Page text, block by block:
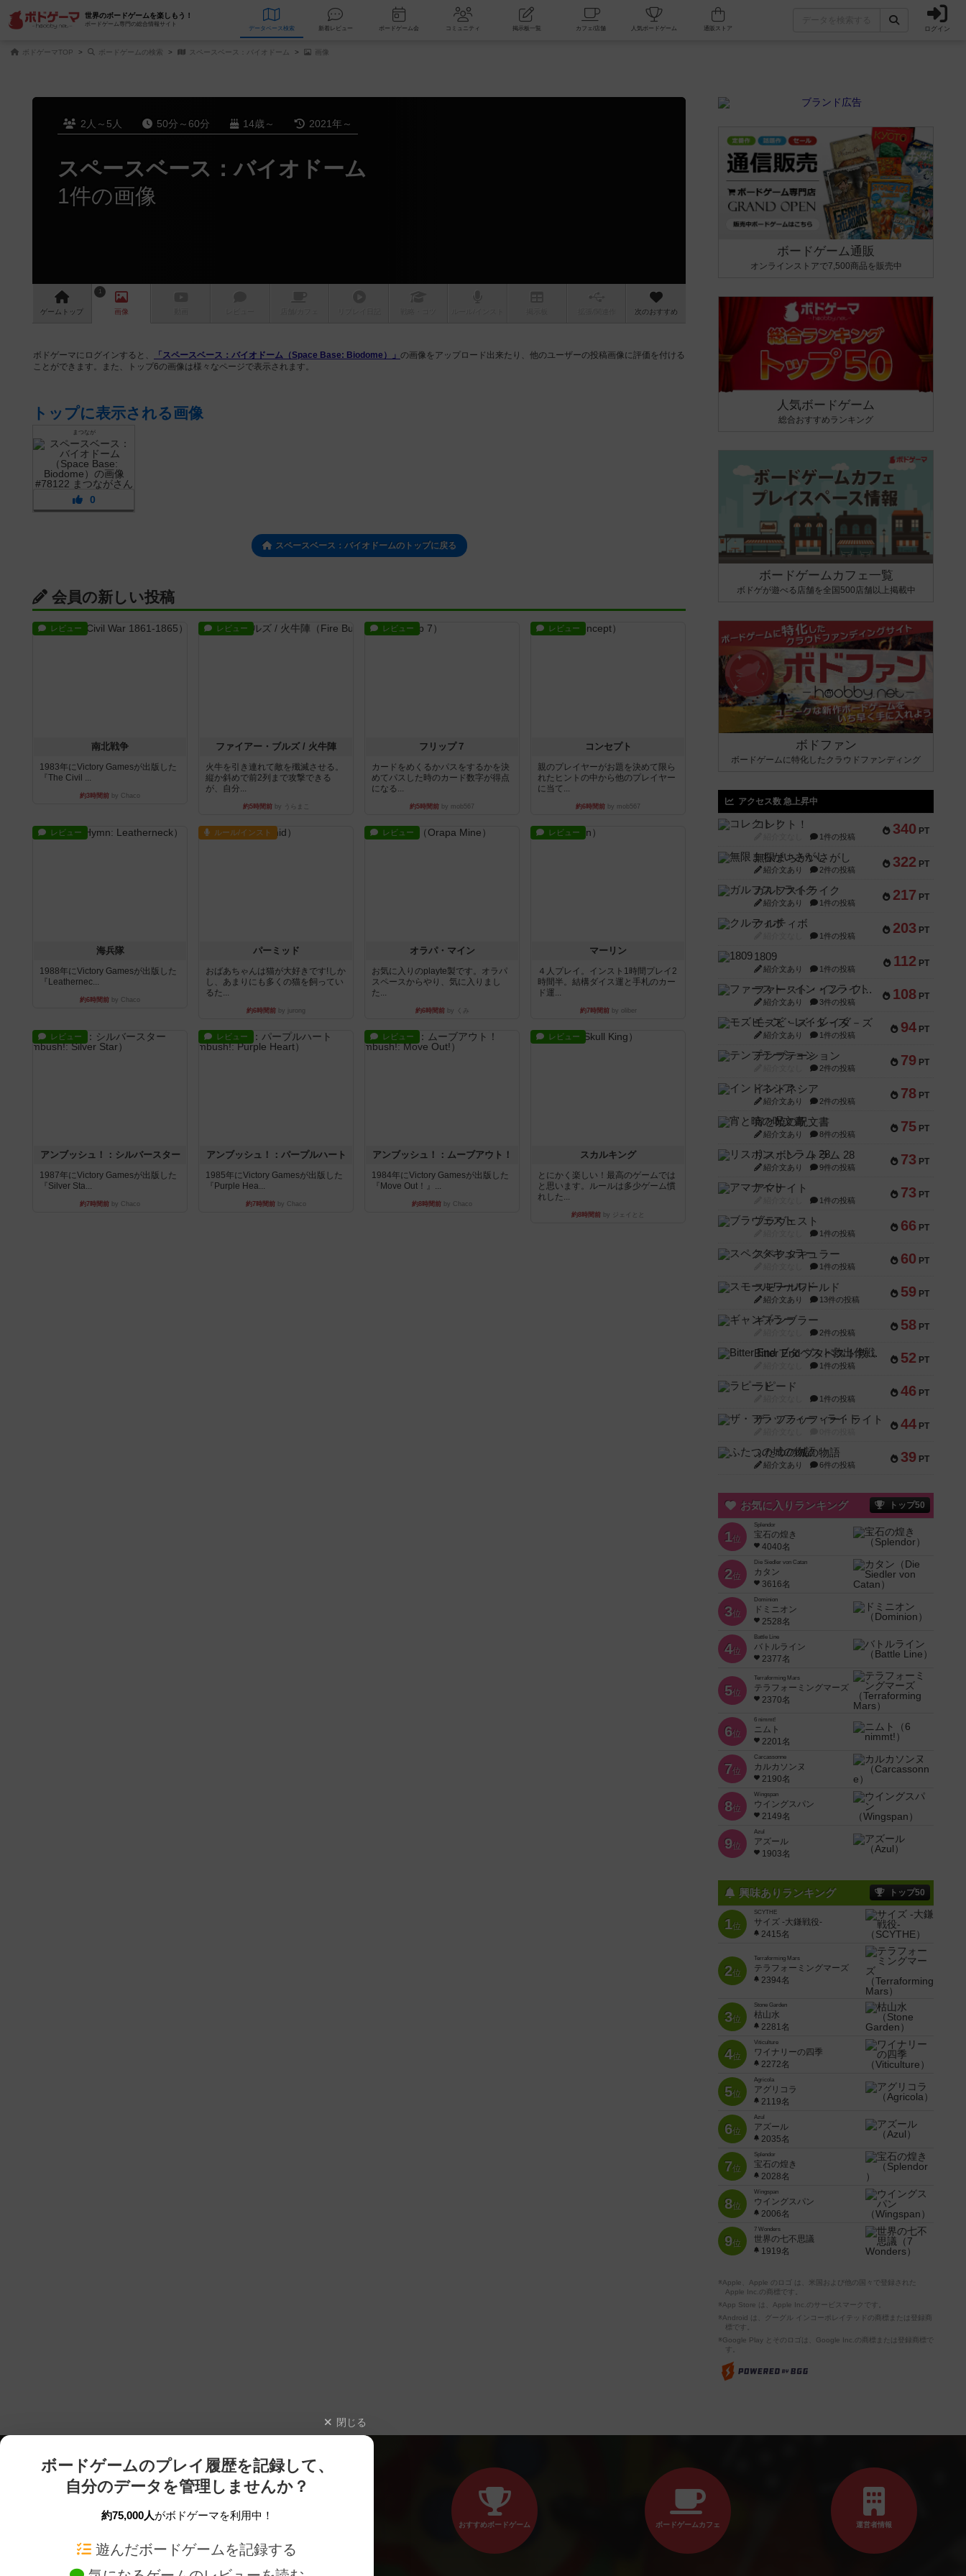
世界のボードゲームを楽しもう！
ボードゲーム専門の総合情報サイト
データベース 検索 新着レビュー ボードゲーム会 コミュニティ 掲示板一覧 カフェ/店舗 人気ボードゲーム ログイン
ボドゲーマTOP ボードゲームの検索 スペースベース：バイオドーム 画像
2人～5人 50分～60分 14歳～ 2021年～
スペースベース：バイオドーム
1件の画像
ゲーム トップ
1
画像 次のおすすめ
ボドゲーマにログインすると、 「スペースベース：バイオドーム（Space Base: Biodome）」 の画像をアップロード出来たり、他のユーザーの投稿画像に評価を付ける
ことができます。また、トップ6の画像は様々なページで表示されます。
トップに表示される画像
まつなが
0
スペースベース：バイオドームのトップに戻る
会員の新しい投稿
レビュー
南北戦争
1983年にVictory Gamesが出版した
『The Civil ...
約3時間前 by Chaco
レビュー
ファイアー・ブルズ / 火牛陣
火牛を引き連れて敵を殲滅させる。
縦か斜めで前2列まで攻撃できる
が、自分...
約5時間前by うらまこ
レビュー
フリップ７
カードをめくるかパスをするかを決
めてパスした時のカード数字が得点
になる...
約5時間前 by mob567
レビュー
コンセプト
親のプレイヤーがお題を決めて限ら
れたヒントの中から他のプレイヤー
に当て...
約6時間前 by mob567
レビュー
海兵隊
1988年にVictory Gamesが出版した
『Leathernec...
約6時間前 by Chaco
ルール/インスト
パーミッド
おばあちゃんは猫が大好きです!しか
し、あまりにも多くの猫を飼ってい
るた...
約6時間前 by jurong
レビュー
オラパ・マイン
お気に入りのplayte製です。オラパ
スペースからやり、気に入りまし
た...
約6時間前by くみ
レビュー
マーリン
４人プレイ。インスト1時間プレイ2
時間半。結構ダイス運と手札のカー
ド運...
約7時間前by oliber
レビュー
アンブッシュ！：シルバースター
1987年にVictory Gamesが出版した
『Silver Sta...
約7時間前 by Chaco
レビュー
アンブッシュ！：パープルハート
1985年にVictory Gamesが出版した
『Purple Hea...
約7時間前 by Chaco
レビュー
アンブッシュ！：ムーブアウト！
1984年にVictory Gamesが出版した
『Move Out！』...
約8時間前 by Chaco
レビュー
スカルキング
とにかく楽しい！最高のゲームでは
と思います。ルールは多少ゲーム慣
れした...
約8時間前 by ジェイとと
ボードゲーム通販
オンラインストアで7,500商品を販売中
人気ボードゲーム
総合おすすめランキング
ボードゲームカフェ一覧
ボドゲが遊べる店舗を全国500店舗以上掲載中
ボドファン
ボードゲームに特化したクラウドファンディング
アクセス数 急上昇中
340 PT
コレクト！
1件の投稿
322 PT
無限まちがいさがし
紹介文あり 2件の投稿
217 PT
ガルフストライク
紹介文あり 1件の投稿
203 PT
クルティボ
1件の投稿
112 PT
1809
紹介文あり 1件の投稿
108 PT
ファースト・イン・フライト
紹介文あり 3件の投稿
94 PT
モズビ－ズ・レイダ－ズ
紹介文あり 1件の投稿
79 PT
テンプテーション
2件の投稿
78 PT
インドネシア
紹介文あり 2件の投稿
75 PT
宵と暁の呪文書
紹介文あり 8件の投稿
73 PT
リスボン・トラム 28
紹介文あり 9件の投稿
73 PT
アマナイト
1件の投稿
66 PT
ブラヴェスト
1件の投稿
60 PT
スペクタキュラー
1件の投稿
59 PT
スモールワールド
紹介文あり 13件の投稿
58 PT
ギャンブラー
2件の投稿
52 PT
Bitter End ブタペスト救出作戦
1件の投稿
46 PT
ラピード
1件の投稿
44 PT
ザ・フラッフィー・ライト
39 PT
ふたつの城の物語
紹介文あり 6件の投稿
お気に入りランキング トップ50
1位
Splendor
宝石の煌き
4040名
2位
Die Siedler von Catan
カタン
3616名
3位
Dominion
ドミニオン
2528名
4位
Battle Line
バトルライン
2377名
5位
Terraforming Mars
テラフォーミングマーズ
2370名
6位
6 nimmt!
ニムト
2201名
7位
Carcassonne
カルカソンヌ
2190名
8位
Wingspan
ウイングスパン
2149名
9位
Azul
アズール
1903名
興味ありランキング トップ50
1位
SCYTHE
サイズ -大鎌戦役-
2415名
2位
Terraforming Mars
テラフォーミングマーズ
2394名
3位
Stone Garden
枯山水
2281名
4位
Viticulture
ワイナリーの四季
2272名
5位
Agricola
アグリコラ
2119名
6位
Azul
アズール
2035名
7位
Splendor
宝石の煌き
2028名
8位
Wingspan
ウイングスパン
2006名
9位
7 Wonders
世界の七不思議
1919名
※Apple、Apple のロゴ は、米国および他の国々で登録された
Apple Inc.の商標です。
※App Store は、Apple Inc.のサービスマークです。
※Android は、グーグル インコーポレイテッドの商標または登録商
標です。
※Google Play とそのロゴは、Google Inc.の商標または登録商標で
す。
閉じる
ボードゲームのプレイ履歴を記録して、
自分のデータを管理しませんか？
約75,000人がボドゲーマを利用中！
遊んだボードゲームを記録する
おすすめボードゲーム ボードゲームカフェ 運営者情報